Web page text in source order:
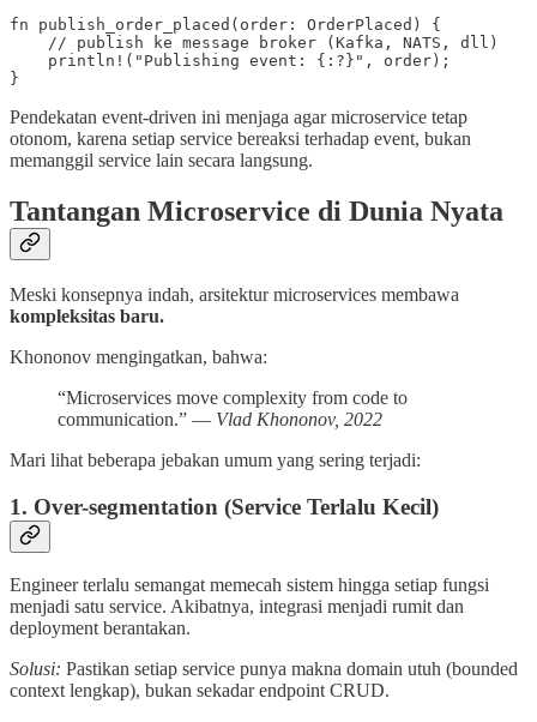
fn publish_order_placed(order: OrderPlaced) {
    // publish ke message broker (Kafka, NATS, dll)
    println!("Publishing event: {:?}", order);
}
Pendekatan event-driven ini menjaga agar microservice tetap
otonom, karena setiap service bereaksi terhadap event, bukan
memanggil service lain secara langsung.
Tantangan Microservice di Dunia Nyata
Meski konsepnya indah, arsitektur microservices membawa
kompleksitas baru.
Khononov mengingatkan, bahwa:
“Microservices move complexity from code to
communication.” — Vlad Khononov, 2022
Mari lihat beberapa jebakan umum yang sering terjadi:
1. Over-segmentation (Service Terlalu Kecil)
Engineer terlalu semangat memecah sistem hingga setiap fungsi
menjadi satu service. Akibatnya, integrasi menjadi rumit dan
deployment berantakan.
Solusi: Pastikan setiap service punya makna domain utuh (bounded
context lengkap), bukan sekadar endpoint CRUD.